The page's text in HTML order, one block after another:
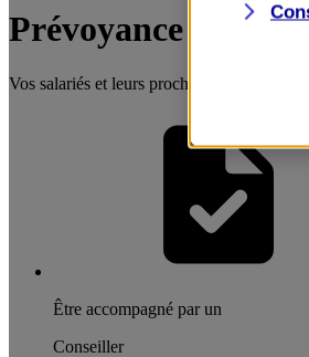
Prévoyance
Vos salariés et leurs proches protégés en
Être accompagné par un
Conseiller